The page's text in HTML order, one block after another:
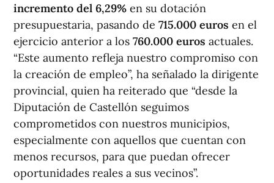
incremento del 6,29% en su dotación
presupuestaria, pasando de 715.000 euros en el
ejercicio anterior a los 760.000 euros actuales.
“Este aumento refleja nuestro compromiso con
la creación de empleo”, ha señalado la dirigente
provincial, quien ha reiterado que “desde la
Diputación de Castellón seguimos
comprometidos con nuestros municipios,
especialmente con aquellos que cuentan con
menos recursos, para que puedan ofrecer
oportunidades reales a sus vecinos”.